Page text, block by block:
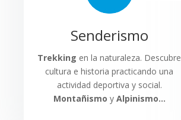
Senderismo
Trekking en la naturaleza. Descubre
cultura e historia practicando una
actividad deportiva y social.
Montañismo y Alpinismo…